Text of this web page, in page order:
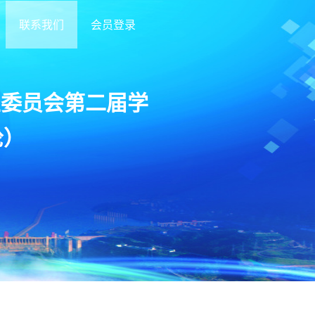
联系我们 会员登录
员会第二届学